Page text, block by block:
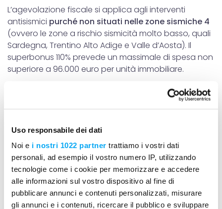
Uso responsabile dei dati
Noi e i nostri 1022 partner trattiamo i vostri dati
personali, ad esempio il vostro numero IP, utilizzando
tecnologie come i cookie per memorizzare e accedere
alle informazioni sul vostro dispositivo al fine di
pubblicare annunci e contenuti personalizzati, misurare
gli annunci e i contenuti, ricercare il pubblico e sviluppare
L’agevolazione fiscale si applica agli interventi
antisismici purché non situati nelle zone sismiche 4
(ovvero le zone a rischio sismicità molto basso, quali
Sardegna, Trentino Alto Adige e Valle d’Aosta). Il
superbonus 110% prevede un massimale di spesa non
superiore a 96.000 euro per unità immobiliare.
miglioramento di due classi
energetiche
Attenzione: per beneficiaredell’aliquota al 110%
occorre che l’intervento eseguito sull’immobile
preveda di ottenere un miglioramento di due classi
energetiche,o comunqueil conseguimento della
classe energetica più altada dimostrare con
l’attestato di prestazione energetica, rilasciato da un